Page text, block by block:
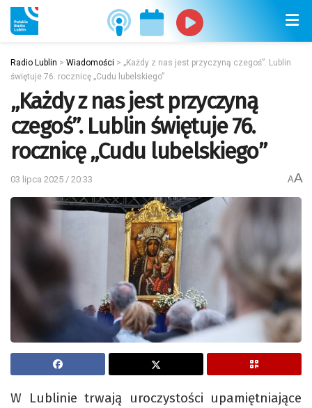
Radio Lublin > Wiadomości > „Każdy z nas jest przyczyną czegoś”. Lublin
świętuje 76. rocznicę „Cudu lubelskiego”
„Każdy z nas jest przyczyną
czegoś”. Lublin świętuje 76.
rocznicę „Cudu lubelskiego”
03 lipca 2025 / 20:33 AA
W Lublinie trwają uroczystości upamiętniające